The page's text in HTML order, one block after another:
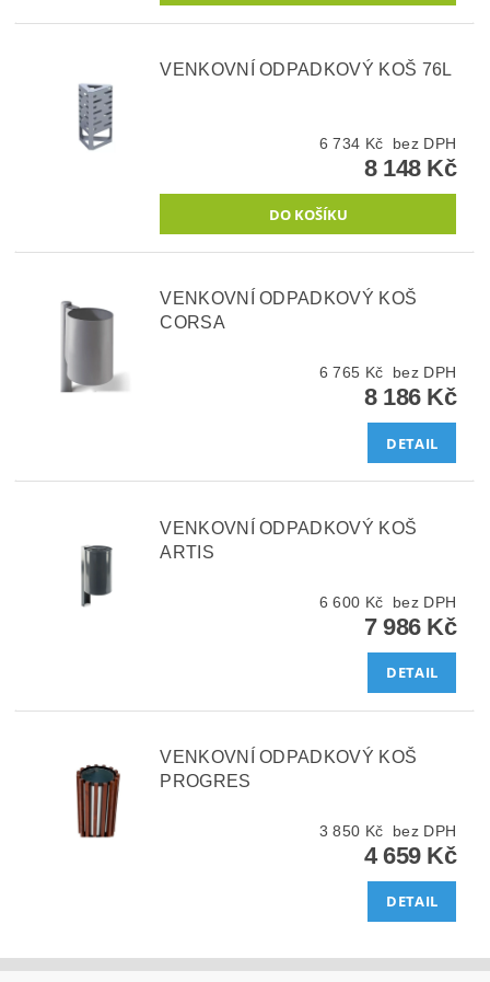
VENKOVNÍ ODPADKOVÝ KOŠ 76L
6 734 Kč bez DPH
8 148 Kč
VENKOVNÍ ODPADKOVÝ KOŠ
CORSA
6 765 Kč bez DPH
8 186 Kč
DETAIL
VENKOVNÍ ODPADKOVÝ KOŠ
ARTIS
6 600 Kč bez DPH
7 986 Kč
DETAIL
VENKOVNÍ ODPADKOVÝ KOŠ
PROGRES
3 850 Kč bez DPH
4 659 Kč
DETAIL